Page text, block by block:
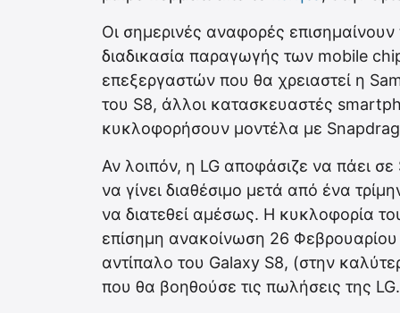
Οι σημερινές αναφορές
διαδικασία παραγωγής των mobile
επεξεργαστών που θα χρειαστεί η
του S8, άλλοι κατασκευαστές
κυκλοφορήσουν μοντέλα με
Αν λοιπόν, η LG αποφάσιζε να πάει
να γίνει διαθέσιμο μετά από ένα
να διατεθεί αμέσως. Η κυκλοφορία
επίσημη ανακοίνωση 26
αντίπαλο του Galaxy S8, (στην
που θα βοηθούσε τις πωλήσεις της LG.